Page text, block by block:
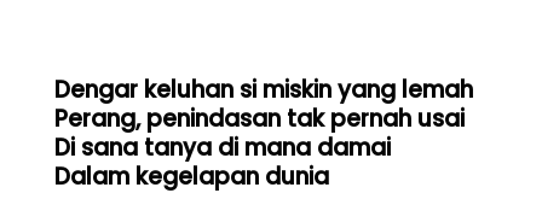
Dengar keluhan si miskin yang lemah
Perang, penindasan tak pernah usai
Di sana tanya di mana damai
Dalam kegelapan dunia